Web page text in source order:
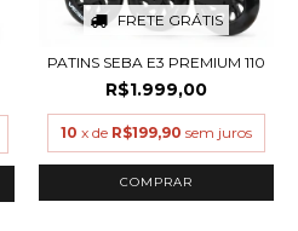
FRETE GRÁTIS
PATINS SEBA E3 PREMIUM 110
R$1.999,00
10 x de R$199,90 sem juros
COMPRAR